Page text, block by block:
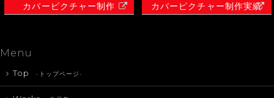
カバーピクチャー制作 カバーピクチャー制作実績
Menu
Top -トップページ-